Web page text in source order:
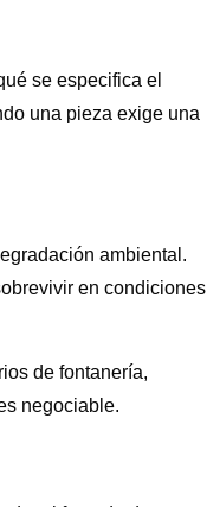
se especifica el
una pieza exige una
ambiental.
en condiciones
de fontanería,
negociable.